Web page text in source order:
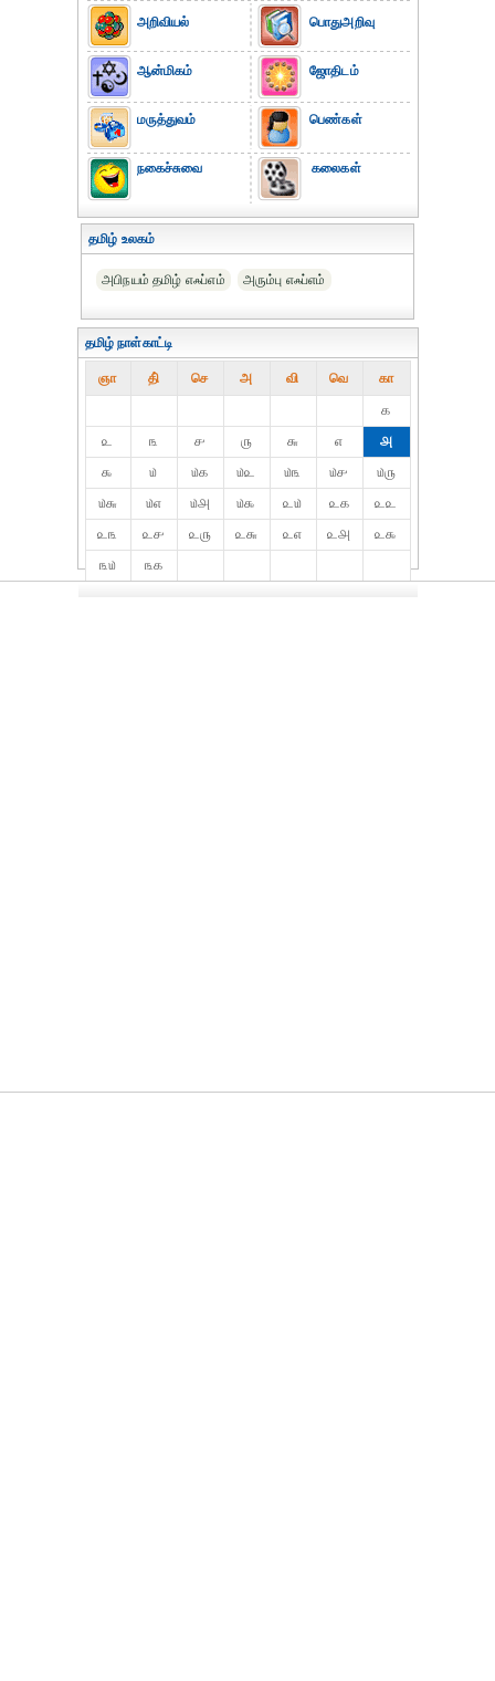
அறிவியல்
ஆன்மிகம்
மருத்துவம்
நகைச்சுவை
பொதுஅறிவு
ஜோதிடம்
பெண்கள்
கலைகள்
தமிழ் உலகம்
அபிநயம் தமிழ் எஃப்எம் அரும்பு எஃப்எம்
தமிழ் நாள்காட்டி
ஞா தி் செ அ வி வெ கா
௧
௨
௩ ௪ ௫ ௬ ௭
௮
௯
௰ ௰௧ ௰௨ ௰௩ ௰௪
௰௫
௰௬
௰௭ ௰௮ ௰௯ ௨௰ ௨௧
௨௨
௨௩
௨௪ ௨௫ ௨௬ ௨௭ ௨௮
௨௯
௩௰
௩௧